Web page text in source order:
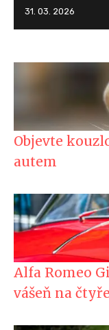
31. 03. 2026
Objevte
autem
Alfa Romeo
vášeň na